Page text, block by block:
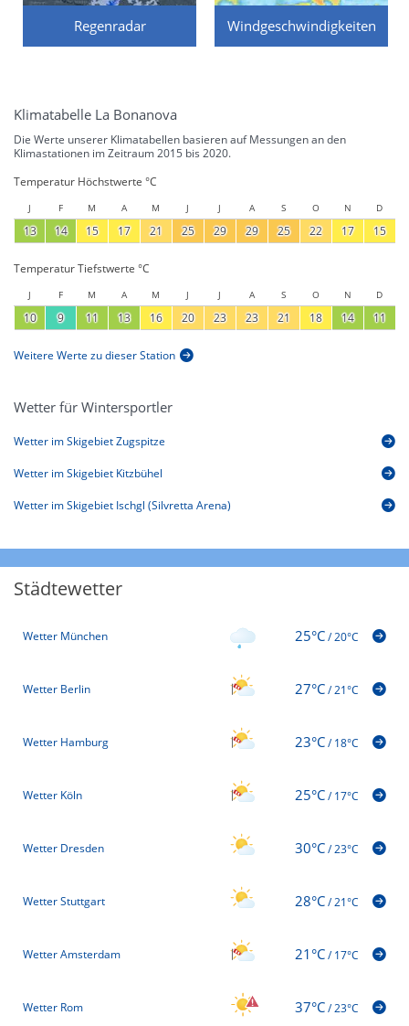
Regenradar Windgeschwindigkeiten
Klimatabelle La Bonanova
Die Werte unserer Klimatabellen basieren auf Messungen an den
Klimastationen im Zeitraum 2015 bis 2020.
Temperatur Höchstwerte °C
J F M A M J J A S O N D
13 14 15 17 21 25 29 29 25 22 17 15
Temperatur Tiefstwerte °C
J F M A M J J A S O N D
10 9 11 13 16 20 23 23 21 18 14 11
Weitere Werte zu dieser Station
Wetter für Wintersportler
Wetter im Skigebiet Zugspitze
Wetter im Skigebiet Kitzbühel
Wetter im Skigebiet Ischgl (Silvretta Arena)
Städtewetter
Wetter München 25°C/20°C
Wetter Berlin 27°C/21°C
Wetter Hamburg 23°C/18°C
Wetter Köln 25°C/17°C
Wetter Dresden 30°C/23°C
Wetter Stuttgart 28°C/21°C
Wetter Amsterdam 21°C/17°C
Wetter Rom 37°C/23°C